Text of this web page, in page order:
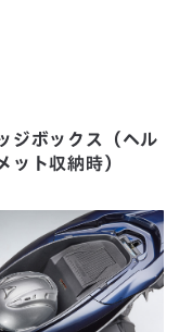
ジボックス（ヘル
ット収納時）